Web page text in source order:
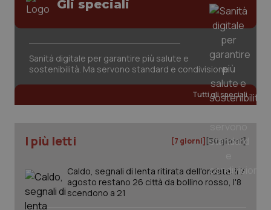
Salute orale & impianti
Sangue & coagulazione
Tiroide
Tumore al seno
Tumore ovarico
Tumori del Polmone & Testa Collo
Tumori gastrointestinali
Gli speciali
Sanità digitale per garantire più salute e
sostenibilità. Ma servono standard e condivisione
Tutti gli speciali
I più letti [7 giorni] [30 giorni]
Caldo, segnali di lenta ritirata dell'ondata: il 7
agosto restano 26 città da bollino rosso, l'8
scendono a 21
VISITOR_PRIVACY_METADATA